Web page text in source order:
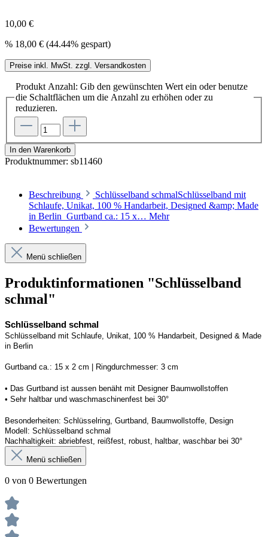
10,00 €
% 18,00 € (44.44% gespart)
Preise inkl. MwSt. zzgl. Versandkosten
Produkt Anzahl: Gib den gewünschten Wert ein oder benutze
die Schaltflächen um die Anzahl zu erhöhen oder zu
reduzieren.
In den Warenkorb
Produktnummer: sb11460
Beschreibung
Schlüsselband schmalSchlüsselband mit
Schlaufe, Unikat, 100 % Handarbeit, Designed &amp; Made
in Berlin Gurtband ca.: 15 x… Mehr
Bewertungen
Menü schließen
Produktinformationen "Schlüsselband
schmal"
Schlüsselband schmal
Schlüsselband mit Schlaufe, Unikat, 100 % Handarbeit, Designed & Made
in Berlin
Gurtband ca.: 15 x 2 cm | Ringdurchmesser: 3 cm
• Das Gurtband ist aussen benäht mit Designer Baumwollstoffen
• Sehr haltbar und waschmaschinenfest bei 30°
Besonderheiten: Schlüsselring, Gurtband, Baumwollstoffe, Design
Modell: Schlüsselband schmal
Nachhaltigkeit: abriebfest, reißfest, robust, haltbar, waschbar bei 30°
Menü schließen
0 von 0 Bewertungen